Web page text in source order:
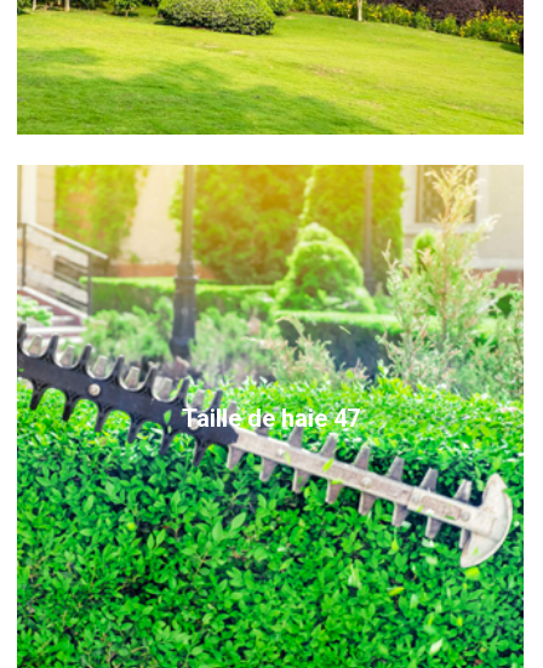
Taille de haie 47